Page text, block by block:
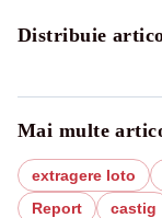
Distribuie
Mai multe
extragere loto
Report
castig